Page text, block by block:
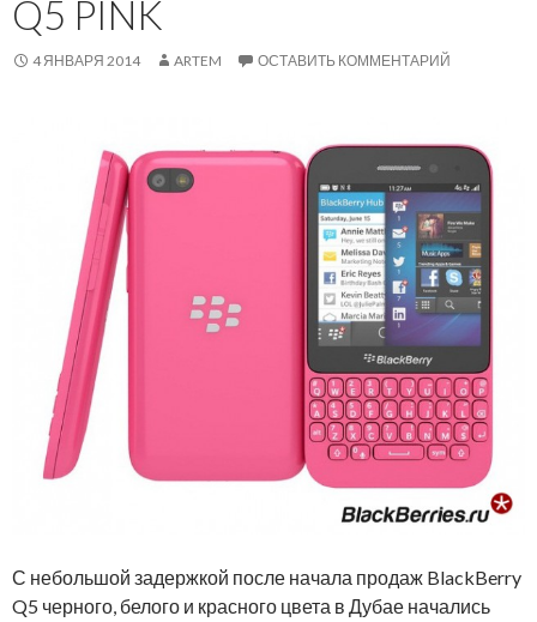
Q5 PINK
4 ЯНВАРЯ 2014 ARTEM ОСТАВИТЬ КОММЕНТАРИЙ
С небольшой задержкой после начала продаж BlackBerry
Q5 черного, белого и красного цвета в Дубае начались